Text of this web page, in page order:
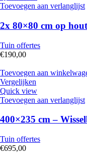
Toevoegen aan verlanglijst
2x 80×80 cm op
Tuin offertes
€190,00
Toevoegen aan
Vergelijken
Quick view
Toevoegen aan verlanglijst
400×235 cm –
Tuin offertes
€695,00